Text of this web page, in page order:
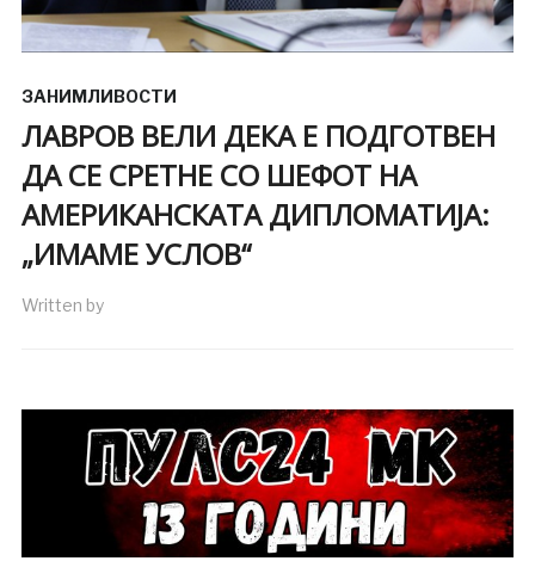
ЗАНИМЛИВОСТИ
ЛАВРОВ ВЕЛИ ДЕКА Е ПОДГОТВЕН
ДА СЕ СРЕТНЕ СО ШЕФОТ НА
АМЕРИКАНСКАТА ДИПЛОМАТИЈА:
„ИМАМЕ УСЛОВ“
Written by